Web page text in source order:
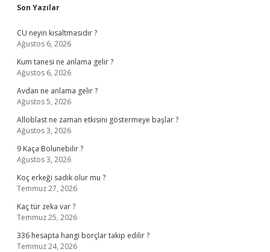
Sidebar
Son Yazılar
CU neyin kısaltmasıdır ?
Ağustos 6, 2026
Kum tanesi ne anlama gelir ?
Ağustos 6, 2026
Avdan ne anlama gelir ?
Ağustos 5, 2026
Alloblast ne zaman etkisini göstermeye başlar ?
Ağustos 3, 2026
9 Kaça Bolunebilir ?
Ağustos 3, 2026
Koç erkeği sadık olur mu ?
Temmuz 27, 2026
Kaç tür zeka var ?
Temmuz 25, 2026
336 hesapta hangi borçlar takip edilir ?
Temmuz 24, 2026